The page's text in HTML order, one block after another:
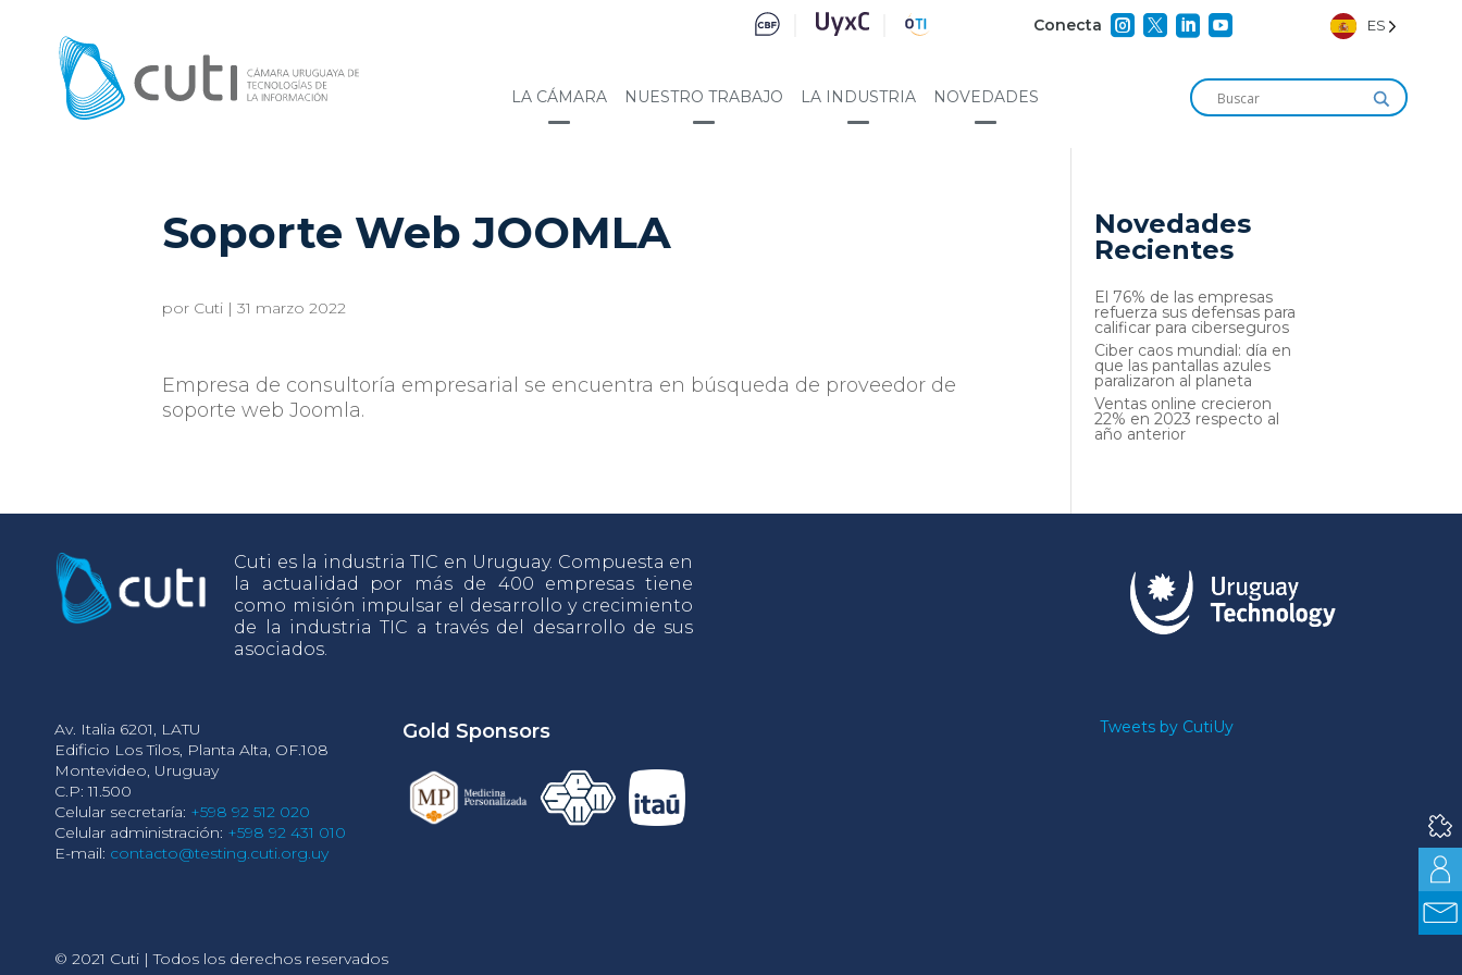
Conecta     ES
LA CÁMARA NUESTRO TRABAJO LA INDUSTRIA NOVEDADES
Soporte Web JOOMLA
por Cuti |31 marzo 2022
Empresa de consultoría empresarial se encuentra en búsqueda de proveedor de
soporte web Joomla.
Novedades
Recientes
El 76% de las empresas
refuerza sus defensas para
calificar para ciberseguros
Ciber caos mundial: día en
que las pantallas azules
paralizaron al planeta
Ventas online crecieron
22% en 2023 respecto al
año anterior
Cuti es la industria TIC en Uruguay. Compuesta en
la actualidad por más de 400 empresas tiene
como misión impulsar el desarrollo y crecimiento
de la industria TIC a través del desarrollo de sus
asociados.
Av. Italia 6201, LATU
Edificio Los Tilos, Planta Alta, OF.108
Montevideo, Uruguay
C.P: 11.500
Celular secretaría: +598 92 512 020
Celular administración: +598 92 431 010
E-mail: contacto@testing.cuti.org.uy
Gold Sponsors Tweets by CutiUy
© 2021 Cuti | Todos los derechos reservados